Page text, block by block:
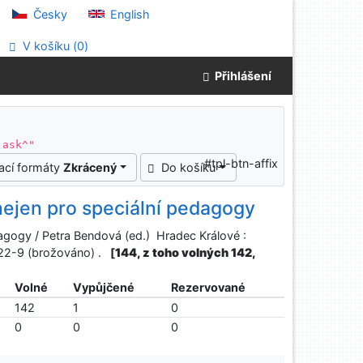
Česky English
V košíku (0)
Přihlášení
formáty Zkrácený Do košíku#tpl-btn-affix
pro speciální pedagogy
/ Petra Bendová (ed.) Hradec Králové :
9 (brožováno) .
[144, z toho volných 142,
Volné Vypůjčené
Rezervované
142
1
0
0
0 0